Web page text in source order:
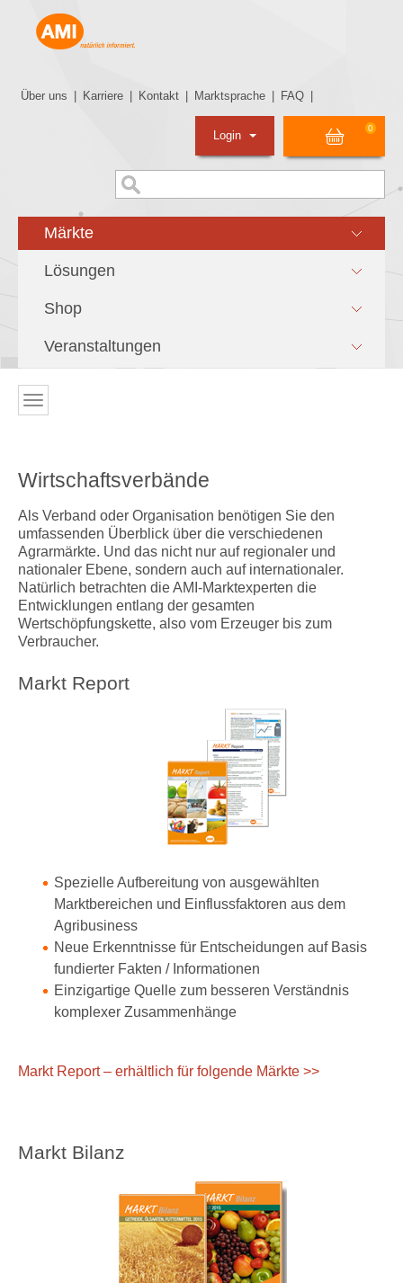
Über uns Karriere Kontakt Marktsprache FAQ
0
Login
Märkte
Lösungen
Shop
Veranstaltungen
Wirtschaftsverbände
Als Verband oder Organisation benötigen Sie den
umfassenden Überblick über die verschiedenen
Agrarmärkte. Und das nicht nur auf regionaler und
nationaler Ebene, sondern auch auf internationaler.
Natürlich betrachten die AMI-Marktexperten die
Entwicklungen entlang der gesamten
Wertschöpfungskette, also vom Erzeuger bis zum
Verbraucher.
Markt Report
Spezielle Aufbereitung von ausgewählten
Marktbereichen und Einflussfaktoren aus dem
Agribusiness
Neue Erkenntnisse für Entscheidungen auf Basis
fundierter Fakten / Informationen
Einzigartige Quelle zum besseren Verständnis
komplexer Zusammenhänge
Markt Report – erhältlich für folgende Märkte >>
Markt Bilanz